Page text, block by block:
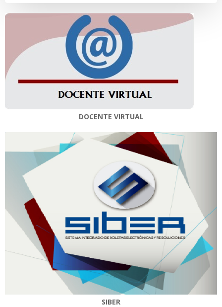
DOCENTE VIRTUAL
SIBER